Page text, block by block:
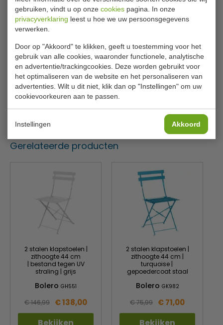
gebruiken, vindt u op onze cookies pagina. In onze
privacyverklaring leest u hoe we uw persoonsgegevens
verwerken.
Door op "Akkoord" te klikken, geeft u toestemming voor het
gebruik van alle cookies, waaronder functionele, analytische
en advertentie/trackingcookies. Deze worden gebruikt voor
het optimaliseren van de website en het personaliseren van
advertenties. Wilt u dit niet, klik dan op "Instellingen" om uw
cookievoorkeuren aan te passen.
Instellingen Akkoord
Opklapbaar voor eenvoudige opslag
Specificaties
Model
GK 985
B x D x H
60 x 60 x 71 cm
Kleur
Turquoise
Materiaal
Stalen frame en blad
Gewicht
7 kilo
Gerelateerde producten
2 stalen klapstoelen |
zithoogte 44 cm
| bestand tegen UV
straling | grijs
Bolero GH551
€ 146,99 € 138,00
2 stalen klapstoelen |
zithoogte 44 cm |
turquoise |
gepoedercoat staal
Bolero GK982
€ 75,99 € 71,00